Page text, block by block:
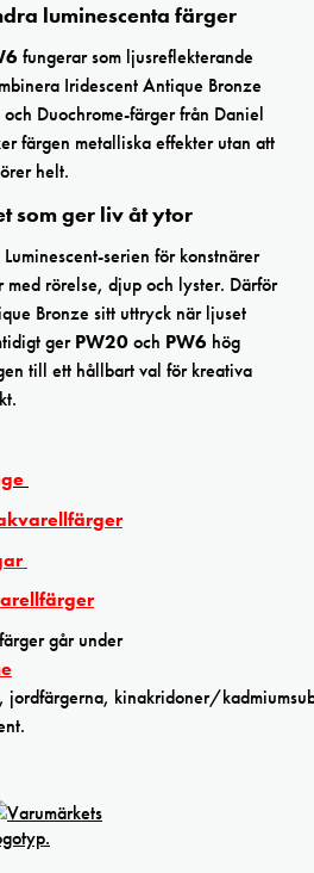
luminescenta färger
fungerar som ljusreflekterande
Iridescent Antique Bronze
Duochrome-färger från Daniel
färgen metalliska effekter utan att
helt.
som ger liv åt ytor
serien för konstnärer
med rörelse, djup och lyster. Därför
Bronze sitt uttryck när ljuset
gerPW20och PW6 hög
till ett hållbart val för kreativa
går under
jordfärgerna, kinakridoner/